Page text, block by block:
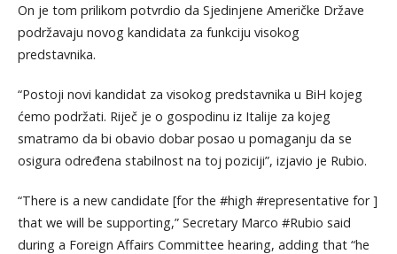
On je tom prilikom potvrdio da Sjedinjene Američke Države
podržavaju novog kandidata za funkciju visokog
predstavnika.
“Postoji novi kandidat za visokog predstavnika u BiH kojeg
ćemo podržati. Riječ je o gospodinu iz Italije za kojeg
smatramo da bi obavio dobar posao u pomaganju da se
osigura određena stabilnost na toj poziciji”, izjavio je Rubio.
“There is a new candidate [for the #high #representative for ]
that we will be supporting,” Secretary Marco #Rubio said
during a Foreign Affairs Committee hearing, adding that “he